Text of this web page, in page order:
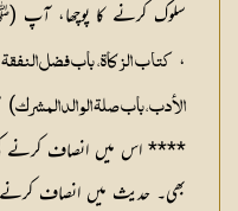
سلوک کرنے کا پوچھا،
، كتاب الزكاة ، باب فضل
الأدب ، باب صلة الوالد المشرك)
**** اس میں انصاف کرنے
بھی۔ حدیث میں انصاف